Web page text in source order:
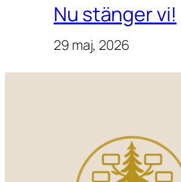
Nu stänger vi!
29 maj, 2026